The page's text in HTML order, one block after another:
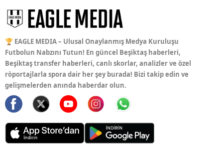
🏆 EAGLE MEDIA – Ulusal Onaylanmış Medya Kuruluşu
Futbolun Nabzını Tutun! En güncel Beşiktaş haberleri,
Beşiktaş transfer haberleri, canlı skorlar, analizler ve özel
röportajlarla spora dair her şey burada! Bizi takip edin ve
gelişmelerden anında haberdar olun.